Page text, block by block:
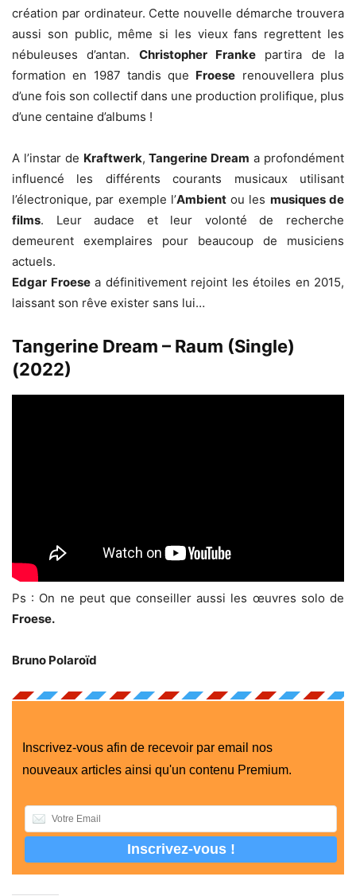
création par ordinateur. Cette nouvelle démarche trouvera
aussi son public, même si les vieux fans regrettent les
nébuleuses d’antan. Christopher Franke partira de la
formation en 1987 tandis que Froese renouvellera plus
d’une fois son collectif dans une production prolifique, plus
d’une centaine d’albums !
A l’instar de Kraftwerk,Tangerine Dream a profondément
influencé les différents courants musicaux utilisant
l’électronique, par exemple l’Ambientou les musiques de
films. Leur audace et leur volonté de recherche
demeurent exemplaires pour beaucoup de musiciens
actuels.
Edgar Froesea définitivement rejoint les étoiles en 2015,
laissant son rêve exister sans lui…
Tangerine Dream – Raum (Single)
(2022)
Ps : On ne peut que conseiller aussi les œuvres solo de
Froese.
Bruno Polaroïd
Inscrivez-vous afin de recevoir par email nos
nouveaux articles ainsi qu'un contenu Premium.